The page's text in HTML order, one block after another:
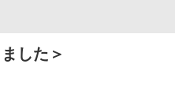
した＞